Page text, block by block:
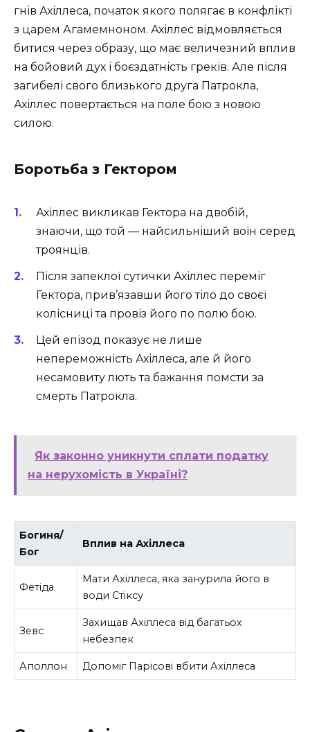
гнів Ахіллеса, початок якого полягає в конфлікті
з царем Агамемноном. Ахіллес відмовляється
битися через образу, що має величезний вплив
на бойовий дух і боєздатність греків. Але після
загибелі свого близького друга Патрокла,
Ахіллес повертається на поле бою з новою
силою.
Боротьба з Гектором
Ахіллес викликав Гектора на двобій,
знаючи, що той — найсильніший воїн серед
троянців.
Після запеклої сутички Ахіллес переміг
Гектора, прив’язавши його тіло до своєї
колісниці та провіз його по полю бою.
Цей епізод показує не лише
непереможність Ахіллеса, але й його
несамовиту лють та бажання помсти за
смерть Патрокла.
Як законно уникнути сплати податку
на нерухомість в Україні?
Богиня/
Бог
Вплив на Ахіллеса
Фетіда
Мати Ахіллеса, яка занурила його в
води Стіксу
Зевс
Захищав Ахіллеса від багатьох
небезпек
Аполлон Допоміг Парісові вбити Ахіллеса